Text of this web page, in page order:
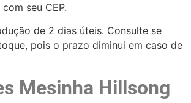
seu CEP.
de 2 dias úteis. Consulte se
pois o prazo diminui em caso de
Mesinha Hillsong